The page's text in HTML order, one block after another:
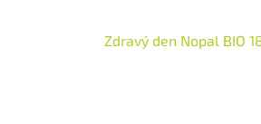
Zdravý den Nopal BIO